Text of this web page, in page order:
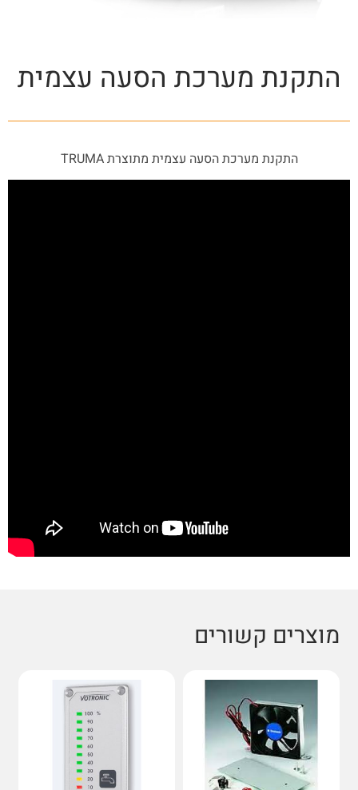
התקנת מערכת הסעה עצמית
התקנת מערכת הסעה עצמית מתוצרת TRUMA
מוצרים קשורים